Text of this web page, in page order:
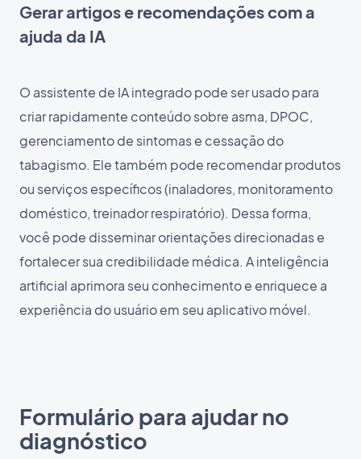
Gerar artigos e recomendações com a
ajuda da IA
O assistente de IA integrado pode ser usado para
criar rapidamente conteúdo sobre asma, DPOC,
gerenciamento de sintomas e cessação do
tabagismo. Ele também pode recomendar produtos
ou serviços específicos (inaladores, monitoramento
doméstico, treinador respiratório). Dessa forma,
você pode disseminar orientações direcionadas e
fortalecer sua credibilidade médica. A inteligência
artificial aprimora seu conhecimento e enriquece a
experiência do usuário em seu aplicativo móvel.
Formulário para ajudar no
diagnóstico